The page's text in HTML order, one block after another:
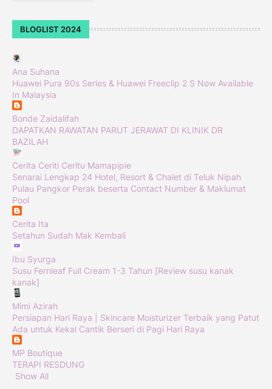
BLOGLIST 2024
Ana Suhana
Huawei Pura 90s Series & Huawei Freeclip 2 S Now Available
In Malaysia
Bonde Zaidalifah
DAPATKAN RAWATAN PARUT JERAWAT DI KLINIK DR
BAZILAH
Cerita Ceriti Ceritu Mamapipie
Senarai Lengkap 24 Hotel, Resort & Chalet di Teluk Nipah
Pulau Pangkor Perak beserta Contact Number & Maklumat
Pool
Cerita Ita
Setahun Sudah Mak Kembali
Ibu Syurga
Susu Fernleaf Full Cream 1-3 Tahun [Review susu kanak
kanak]
Mimi Azirah
Persiapan Hari Raya | Skincare Moisturizer Terbaik yang Patut
Ada untuk Kekal Cantik Berseri di Pagi Hari Raya
MP Boutique
TERAPI RESDUNG
Show All